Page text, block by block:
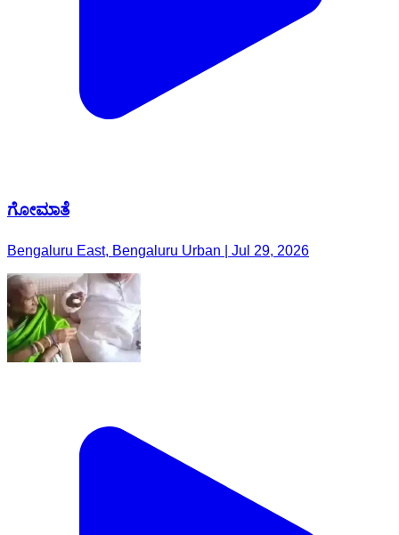
ಗೋಮಾತೆ
Bengaluru East, Bengaluru Urban | Jul 29, 2026